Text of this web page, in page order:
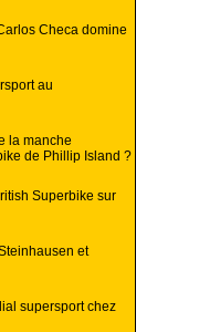
Checa domine
au
la manche
de Phillip Island ?
Superbike sur
et
supersport chez